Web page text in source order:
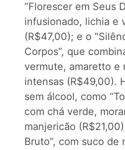
“Florescer em Seus
infusionado, lichia e
(R$47,00); e o
Corpos”, que
vermute, amaretto e
intensas (R$49,00).
sem álcool, como
com chá verde,
manjericão
Bruto”, com suco de